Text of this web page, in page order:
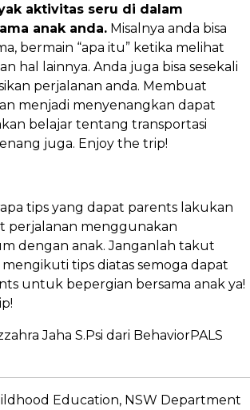
aktivitas seru di dalam
anak anda. Misalnya anda bisa
bermain “apa itu” ketika melihat
hal lainnya. Anda juga bisa sesekali
perjalanan anda. Membuat
menjadi menyenangkan dapat
belajar tentang transportasi
juga. Enjoy the trip!
tips yang dapat parents lakukan
perjalanan menggunakan
dengan anak. Janganlah takut
tips diatas semoga dapat
untuk bepergian bersama anak ya!
Jaha S.Psi dari BehaviorPALS
Education, NSW Department